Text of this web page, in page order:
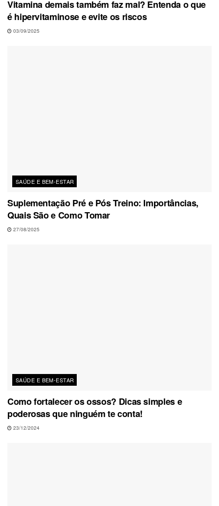
Vitamina demais também faz mal? Entenda o que
é hipervitaminose e evite os riscos
03/09/2025
SAÚDE E BEM-ESTAR
Suplementação Pré e Pós Treino: Importâncias,
Quais São e Como Tomar
27/08/2025
SAÚDE E BEM-ESTAR
Como fortalecer os ossos? Dicas simples e
poderosas que ninguém te conta!
23/12/2024